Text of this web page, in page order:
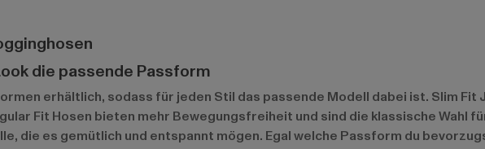
die passende Passform
erhältlich, sodass für jeden Stil das passende Modell dabei ist. Slim Fit
Fit Hosen bieten mehr Bewegungsfreiheit und sind die klassische Wahl
die es gemütlich und entspannt mögen. Egal welche Passform du